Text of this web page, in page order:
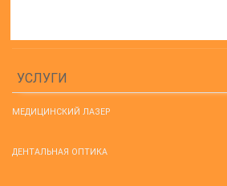
УСЛУГИ
МЕДИЦИНСКИЙ ЛАЗЕР
ДЕНТАЛЬНАЯ ОПТИКА